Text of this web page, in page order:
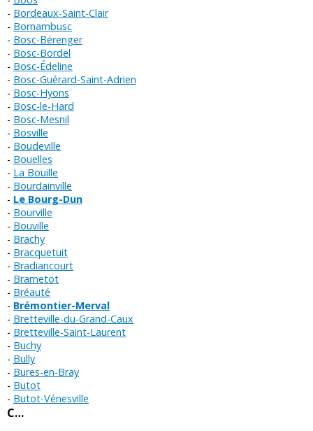
Bordeaux-Saint-Clair
Bornambusc
Bosc-Bérenger
Bosc-Bordel
Bosc-Édeline
Bosc-Guérard-Saint-Adrien
Bosc-Hyons
Bosc-le-Hard
Bosc-Mesnil
Bosville
Boudeville
Bouelles
La Bouille
Bourdainville
Le Bourg-Dun
Bourville
Bouville
Brachy
Bracquetuit
Bradiancourt
Brametot
Bréauté
Brémontier-Merval
Bretteville-du-Grand-Caux
Bretteville-Saint-Laurent
Buchy
Bully
Bures-en-Bray
Butot
Butot-Vénesville
C…